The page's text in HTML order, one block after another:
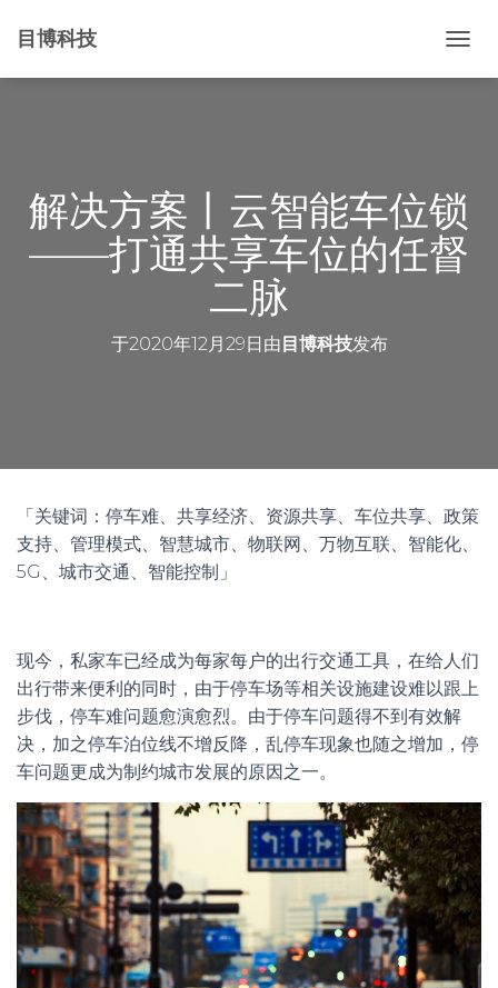
目博科技
换
解决方案丨云智能车位锁
——打通共享车位的任督
二脉
于2020年12月29日 由目博科技发布
「关键词：停车难、共享经济、资源共享、车位共享、政策
支持、管理模式、智慧城市、物联网、万物互联、智能化、
5G、城市交通、智能控制」
现今，私家车已经成为每家每户的出行交通工具，在给人们
出行带来便利的同时，由于停车场等相关设施建设难以跟上
步伐，停车难问题愈演愈烈。由于停车问题得不到有效解
决，加之停车泊位线不增反降，乱停车现象也随之增加，停
车问题更成为制约城市发展的原因之一。